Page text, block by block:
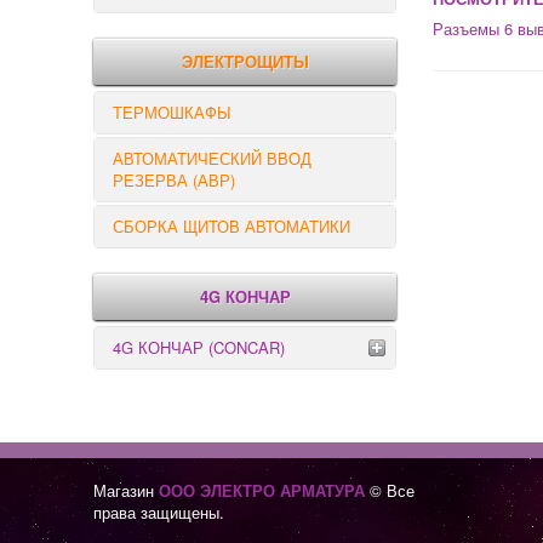
РЕЛЕ КОНТРОЛЯ
ЭЛЕКТРОЩИТЫ
ТЕРМОШКАФЫ
АВТОМАТИЧЕСКИЙ ВВОД
РЕЗЕРВА (АВР)
СБОРКА ЩИТОВ АВТОМАТИКИ
4G КОНЧАР
4G КОНЧАР (CONCAR)
Разъемы 6
Магазин ООО ЭЛЕКТРО АРМАТУРА © Все
права защищены.